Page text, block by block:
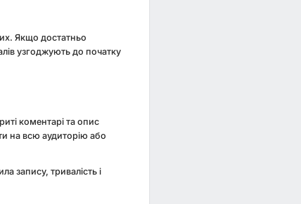
Якщо достатньо
узгоджують до початку
коментарі та опис
на всю аудиторію або
запису, тривалість і